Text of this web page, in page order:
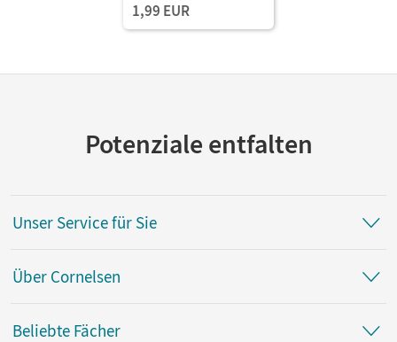
1,99 EUR
Potenziale entfalten
Unser Service für Sie
Über Cornelsen
Beliebte Fächer